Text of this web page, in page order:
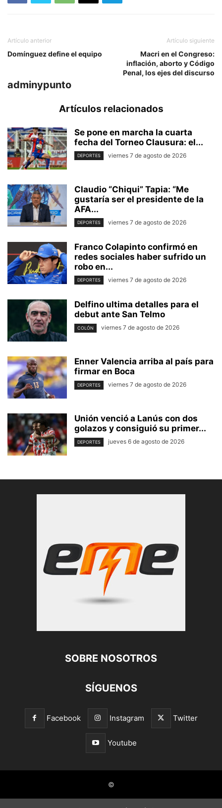
Artículo anterior
Domínguez define el equipo
Artículo siguiente
Macri en el Congreso:
inflación, aborto y Código
Penal, los ejes del discurso
adminypunto
Artículos relacionados
Se pone en marcha la cuarta
fecha del Torneo Clausura: el...
DEPORTES viernes 7 de agosto de 2026
Claudio “Chiqui” Tapia: “Me
gustaría ser el presidente de la
AFA...
DEPORTES viernes 7 de agosto de 2026
Franco Colapinto confirmó en
redes sociales haber sufrido un
robo en...
DEPORTES viernes 7 de agosto de 2026
Delfino ultima detalles para el
debut ante San Telmo
COLÓN viernes 7 de agosto de 2026
Enner Valencia arriba al país para
firmar en Boca
DEPORTES viernes 7 de agosto de 2026
Unión venció a Lanús con dos
golazos y consiguió su primer...
DEPORTES jueves 6 de agosto de 2026
SOBRE NOSOTROS
SÍGUENOS
Facebook Instagram Twitter
Youtube
©